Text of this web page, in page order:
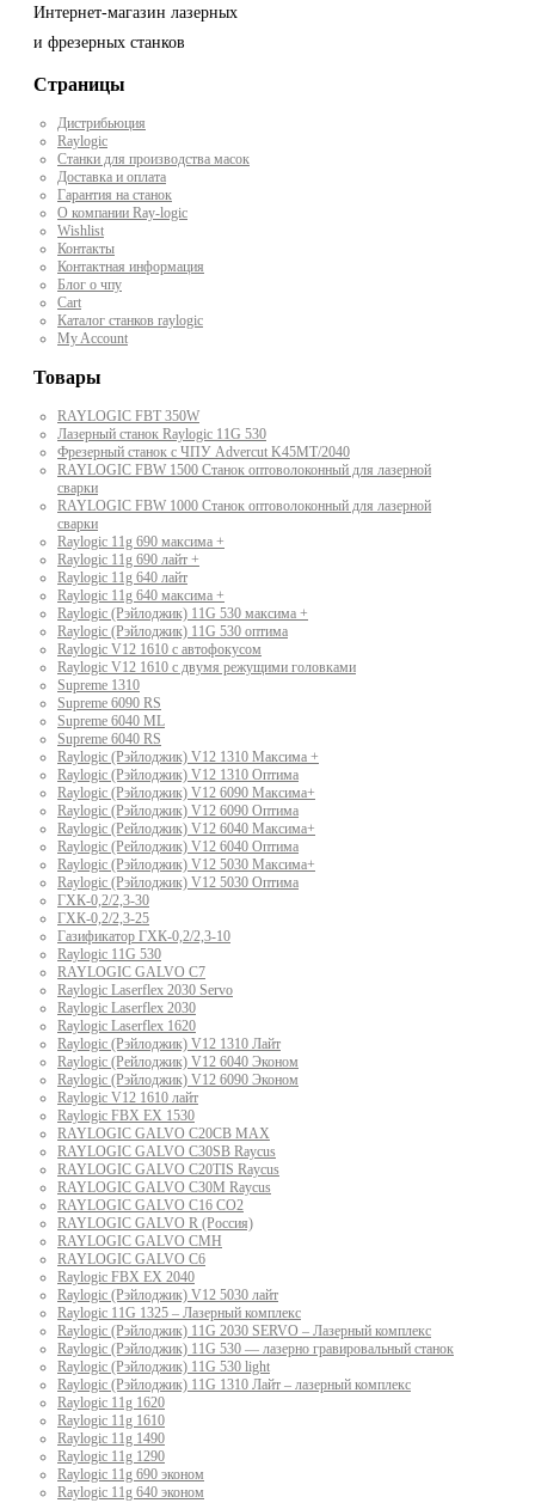
Интернет-магазин лазерных
и фрезерных станков
Страницы
Дистрибьюция
Raylogic
Станки для производства масок
Доставка и оплата
Гарантия на станок
О компании Ray-logic
Wishlist
Контакты
Контактная информация
Блог о чпу
Cart
Каталог станков raylogic
My Account
Товары
RAYLOGIC FBT 350W
Лазерный станок Raylogic 11G 530
Фрезерный станок с ЧПУ Advercut K45MT/2040
RAYLOGIC FBW 1500 Станок оптоволоконный для лазерной
сварки
RAYLOGIC FBW 1000 Станок оптоволоконный для лазерной
сварки
Raylogic 11g 690 максима +
Raylogic 11g 690 лайт +
Raylogic 11g 640 лайт
Raylogic 11g 640 максима +
Raylogic (Рэйлоджик) 11G 530 максима +
Raylogic (Рэйлоджик) 11G 530 оптима
Raylogic V12 1610 с автофокусом
Raylogic V12 1610 с двумя режущими головками
Supreme 1310
Supreme 6090 RS
Supreme 6040 ML
Supreme 6040 RS
Raylogic (Рэйлоджик) V12 1310 Максима +
Raylogic (Рэйлоджик) V12 1310 Оптима
Raylogic (Рэйлоджик) V12 6090 Максима+
Raylogic (Рэйлоджик) V12 6090 Оптима
Raylogic (Рейлоджик) V12 6040 Максима+
Raylogic (Рейлоджик) V12 6040 Оптима
Raylogic (Рэйлоджик) V12 5030 Максима+
Raylogic (Рэйлоджик) V12 5030 Оптима
ГХК-0,2/2,3-30
ГХК-0,2/2,3-25
Газификатор ГХК-0,2/2,3-10
Raylogic 11G 530
RAYLOGIC GALVO С7
Raylogic Laserflex 2030 Servo
Raylogic Laserflex 2030
Raylogic Laserflex 1620
Raylogic (Рэйлоджик) V12 1310 Лайт
Raylogic (Рейлоджик) V12 6040 Эконом
Raylogic (Рэйлоджик) V12 6090 Эконом
Raylogic V12 1610 лайт
Raylogic FBX EX 1530
RAYLOGIC GALVO С20CB MAX
RAYLOGIC GALVO С30SB Raycus
RAYLOGIC GALVO C20TIS Raycus
RAYLOGIC GALVO С30M Raycus
RAYLOGIC GALVO С16 CO2
RAYLOGIC GALVO R (Россия)
RAYLOGIC GALVO CMH
RAYLOGIC GALVO С6
Raylogic FBX EX 2040
Raylogic (Рэйлоджик) V12 5030 лайт
Raylogic 11G 1325 – Лазерный комплекс
Raylogic (Рэйлоджик) 11G 2030 SERVO – Лазерный комплекс
Raylogic (Рэйлоджик) 11G 530 — лазерно гравировальный станок
Raylogic (Рэйлоджик) 11G 530 light
Raylogic (Рэйлоджик) 11G 1310 Лайт – лазерный комплекс
Raylogic 11g 1620
Raylogic 11g 1610
Raylogic 11g 1490
Raylogic 11g 1290
Raylogic 11g 690 эконом
Raylogic 11g 640 эконом